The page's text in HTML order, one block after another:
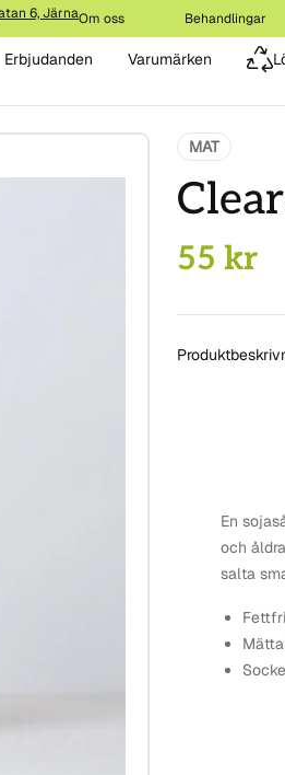
6, JärnaOm oss Behandlingar
Erbjudanden Varumärken
MAT
55 kr
En
och
salta
Fettfri